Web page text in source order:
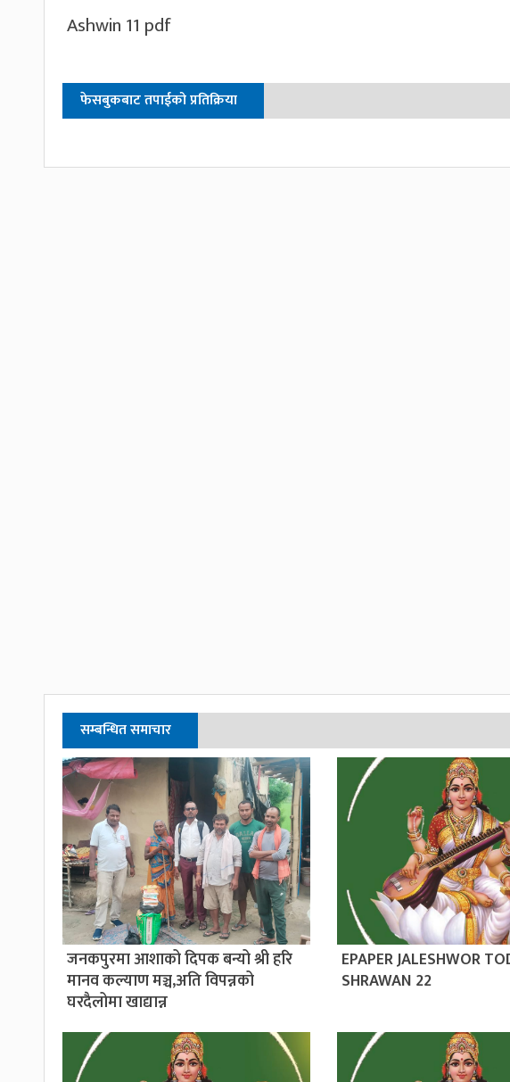
Ashwin 11 pdf
फेसबुकबाट तपाईको प्रतिक्रिया
सम्बन्धित समाचार
जनकपुरमा आशाको दिपक बन्यो श्री हरि
मानव कल्याण मञ्च,अति विपन्नको
घरदैलोमा खाद्यान्न
EPAPER JALESHWOR
SHRAWAN 22